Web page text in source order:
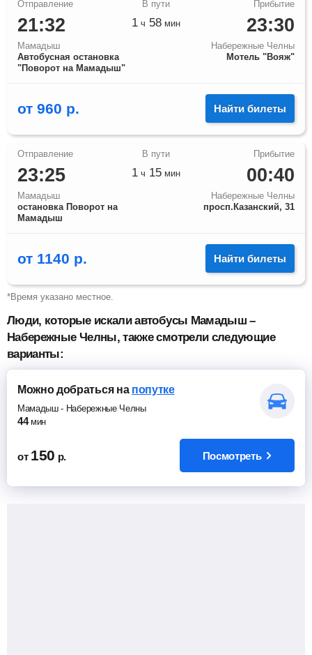
21:32
Мамадыш
Автобусная остановка
"Поворот на Мамадыш"
23:30
Набережные Челны
Мотель "Вояж"
1 ч 58 мин
от 960 р. Найти билеты
23:25
Мамадыш
остановка Поворот на
Мамадыш
00:40
Набережные Челны
просп.Казанский, 31
1 ч 15 мин
от 1140 р. Найти билеты
*Время указано местное.
Люди, которые искали автобусы Мамадыш –
Набережные Челны, также смотрели следующие
варианты:
Можно добратьсяна попутке
Мамадыш- Набережные Челны
44 мин
от 150 р. Посмотреть